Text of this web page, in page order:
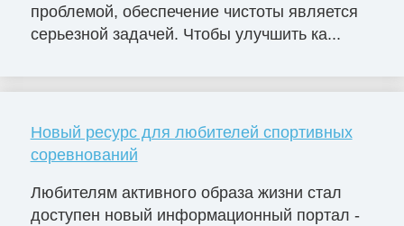
проблемой, обеспечение чистоты является
серьезной задачей. Чтобы улучшить ка...
Новый ресурс для любителей спортивных
соревнований
Любителям активного образа жизни стал
доступен новый информационный портал -